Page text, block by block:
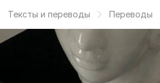
Тексты и переводы Переводы